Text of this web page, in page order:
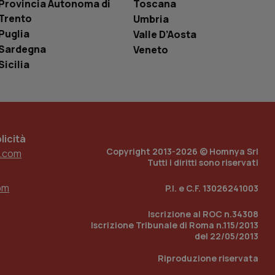
Autonoma di
Toscana
Umbria
Valle D’Aosta
Veneto
Copyright 2013-2026 © Homnya Srl
Tutti i diritti sono riservati
P.I. e C.F. 13026241003
Iscrizione al ROC n.34308
Iscrizione Tribunale di Roma n.115/2013
del 22/05/2013
Riproduzione riservata
un numero
in cui viene
sito, ma un
di accesso per
Analytics
per mantenere
traccia
incorporati
del sito web sta
di
traccia
incorporati